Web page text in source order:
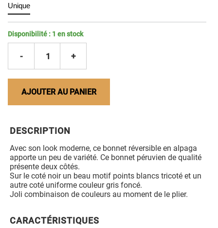
Unique
Disponibilité : 1 en stock
- 1 +
AJOUTER AU PANIER
DESCRIPTION
Avec son look moderne, ce bonnet réversible en alpaga
apporte un peu de variété. Ce bonnet péruvien de qualité
présente deux côtés.
Sur le coté noir un beau motif points blancs tricoté et un
autre coté uniforme couleur gris foncé.
Joli combinaison de couleurs au moment de le plier.
CARACTÉRISTIQUES